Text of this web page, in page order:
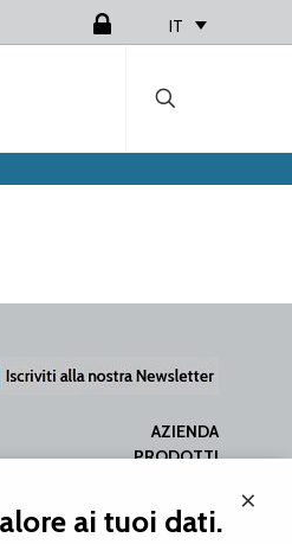
IT
AZIENDA
PRODOTTI
RISORSE
MEDIA
×
ai tuoi dati.